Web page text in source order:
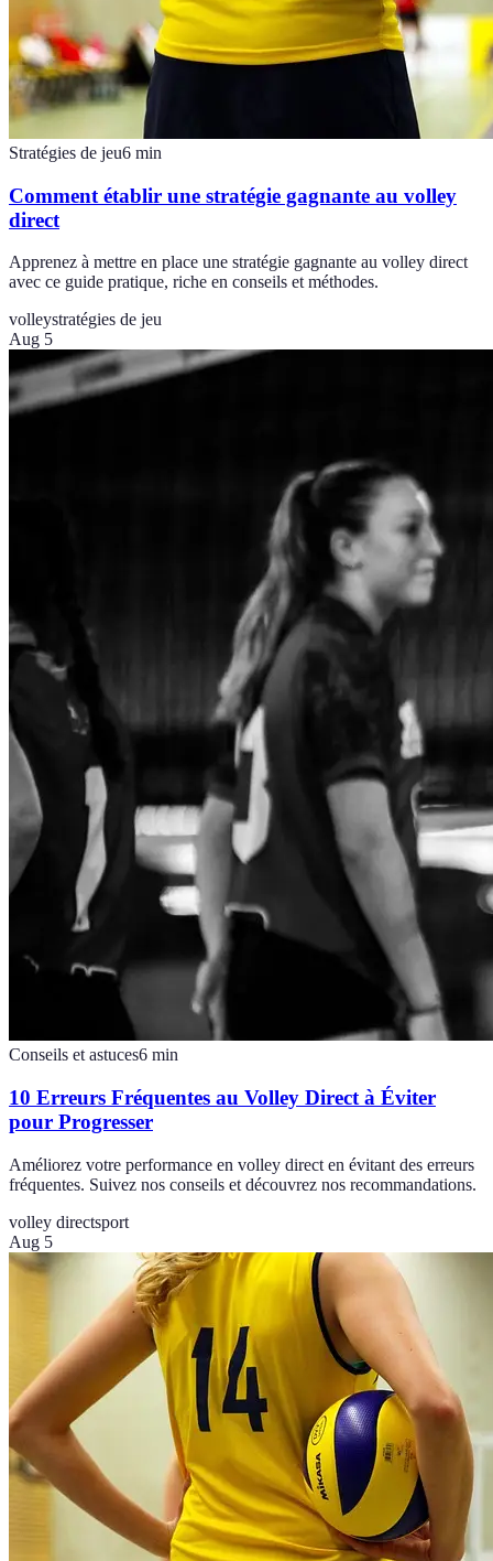
Stratégies de jeu6 min
Comment établir une stratégie gagnante au volley
direct
Apprenez à mettre en place une stratégie gagnante au volley direct
avec ce guide pratique, riche en conseils et méthodes.
volleystratégies de jeu
Aug 5
Conseils et astuces6 min
10 Erreurs Fréquentes au Volley Direct à Éviter
pour Progresser
Améliorez votre performance en volley direct en évitant des erreurs
fréquentes. Suivez nos conseils et découvrez nos recommandations.
volley directsport
Aug 5